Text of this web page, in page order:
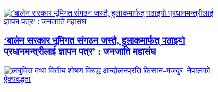
‘बालेन सरकार भूमिगत संगठन जस्तै, हुलाकमार्फत् पठाइयो
प्रधानमन्त्रीलाई ज्ञापन पत्र’ : जनजाति महासंघ